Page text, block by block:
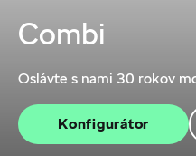
Combi
Oslávte s nami 30 rokov
Konfigurátor